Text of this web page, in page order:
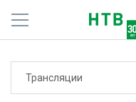
Трансляции